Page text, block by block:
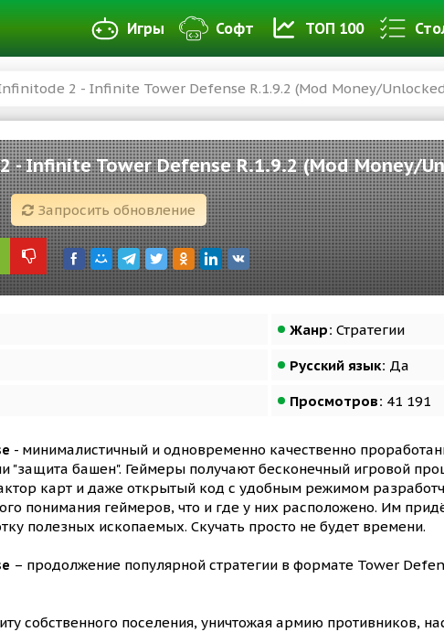
Игры Софт ТОП 100
2 - Infinite Tower Defense R.1.9.2 (Mod Money/
- Infinite Tower Defense R.1.9.2 (Mod Money/
Запросить обновление
Жанр: Стратегии
Русский язык: Да
Просмотров: 41 191
- минималистичный и одновременно качественно
"защита башен". Геймеры получают бесконечный игровой
карт и даже открытый код с удобным режимом
понимания геймеров, что и где у них расположено. Им
полезных ископаемых. Скучать просто не будет времени.
– продолжение популярной стратегии в формате Tower
собственного поселения, уничтожая армию противников,